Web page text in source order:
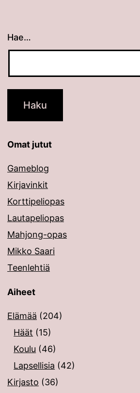
Hae…
Kun tuloksia tulee, voit selata
Omat jutut
Gameblog
Kirjavinkit
Korttipeliopas
Lautapeliopas
Mahjong-opas
Mikko Saari
Teenlehtiä
Aiheet
Elämää (204)
Häät (15)
Koulu (46)
Lapsellisia (42)
Kirjasto (36)